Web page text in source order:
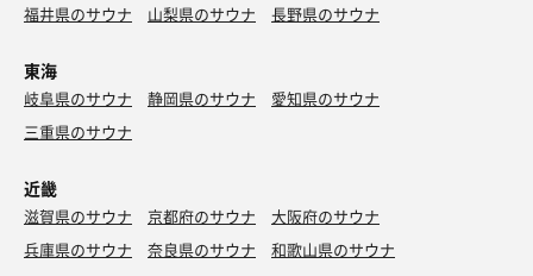
福井県のサウナ
山梨県のサウナ 長野県のサウナ
東海
岐阜県のサウナ 静岡県のサウナ
愛知県のサウナ
三重県のサウナ
近畿
滋賀県のサウナ 京都府のサウナ
大阪府のサウナ
兵庫県のサウナ
奈良県のサウナ 和歌山県のサウナ